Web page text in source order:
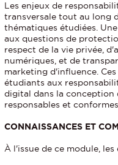
Les enjeux de
transversale tout au long
thématiques étudiées.
aux questions de
respect de la vie privée,
numériques, et de
marketing d'influence.
étudiants aux
digital dans la conception
responsables et
CONNAISSANCES ET
À l'issue de ce module,